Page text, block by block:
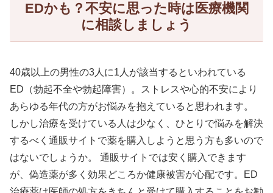
EDかも？不安に思った時は医療機関
に相談しましょう
40歳以上の男性の3人に1人が該当するといわれている
ED（勃起不全や勃起障害）。ストレスや心的不安により
あらゆる年代の方がお悩みを抱えていると思われます。
しかし治療を受けている人は少なく、ひとりで悩みを解決
するべく通販サイトで薬を購入しようと思う方も多いので
はないでしょうか。 通販サイトでは安く購入できます
が、偽造薬が多く効果どころか健康被害が心配です。ED